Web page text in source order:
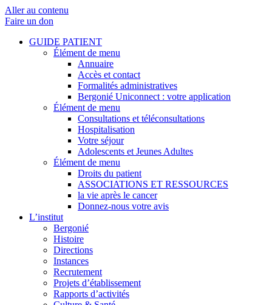
Aller au contenu
Faire un don
GUIDE PATIENT
Élément de menu
Annuaire
Accès et contact
Formalités administratives
Bergonié Uniconnect : votre application
Élément de menu
Consultations et téléconsultations
Hospitalisation
Votre séjour
Adolescents et Jeunes Adultes
Élément de menu
Droits du patient
ASSOCIATIONS ET RESSOURCES
la vie après le cancer
Donnez-nous votre avis
L’institut
Bergonié
Histoire
Directions
Instances
Recrutement
Projets d’établissement
Rapports d’activités